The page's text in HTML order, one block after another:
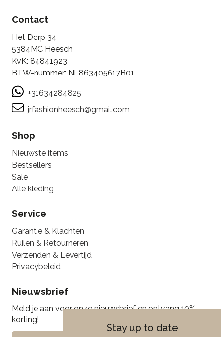
Stay up to date
Contact
Het Dorp 34
5384MC Heesch
KvK: 84841923
BTW-nummer: NL863405617B01
+31634284825
jrfashionheesch@gmail.com
Shop
Nieuwste items
Bestsellers
Sale
Alle kleding
Service
Garantie & Klachten
Ruilen & Retourneren
Verzenden & Levertijd
Privacybeleid
Nieuwsbrief
Meld je aan voor onze nieuwsbrief en ontvang 10%
korting!